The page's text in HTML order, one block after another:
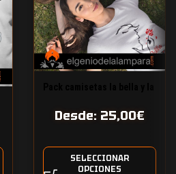
Desde: 25,00€
SELECCIONAR
OPCIONES